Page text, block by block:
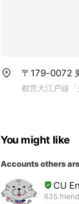
〒179-0072
都営大江戸線「
You might like
Accounts others
CU
635